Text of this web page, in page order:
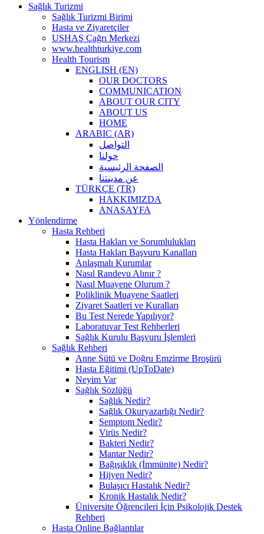
Sağlık Turizmi
Sağlık Turizmi Birimi
Hasta ve Ziyaretçiler
USHAŞ Çağrı Merkezi
www.healthturkiye.com
Health Tourism
ENGLISH (EN)
OUR DOCTORS
COMMUNICATION
ABOUT OUR CITY
ABOUT US
HOME
ARABIC (AR)
التواصل
حولنا
الصفحة الرئيسية
عن مدينتنا
TÜRKÇE (TR)
HAKKIMIZDA
ANASAYFA
Yönlendirme
Hasta Rehberi
Hasta Hakları ve Sorumlulukları
Hasta Hakları Başvuru Kanalları
Anlaşmalı Kurumlar
Nasıl Randevu Alınır ?
Nasıl Muayene Olurum ?
Poliklinik Muayene Saatleri
Ziyaret Saatleri ve Kuralları
Bu Test Nerede Yapılıyor?
Laboratuvar Test Rehberleri
Sağlık Kurulu Başvuru İşlemleri
Sağlık Rehberi
Anne Sütü ve Doğru Emzirme Broşürü
Hasta Eğitimi (UpToDate)
Neyim Var
Sağlık Sözlüğü
Sağlık Nedir?
Sağlık Okuryazarlığı Nedir?
Semptom Nedir?
Virüs Nedir?
Bakteri Nedir?
Mantar Nedir?
Bağışıklık (İmmünite) Nedir?
Hijyen Nedir?
Bulaşıcı Hastalık Nedir?
Kronik Hastalık Nedir?
Üniversite Öğrencileri İçin Psikolojik Destek
Rehberi
Hasta Online Bağlantılar